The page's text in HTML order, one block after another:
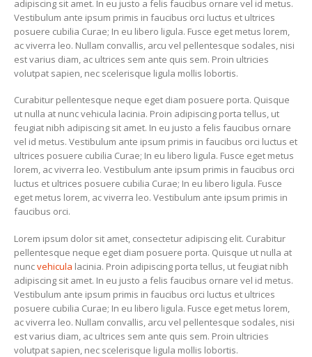
adipiscing sit amet. In eu justo a felis faucibus ornare vel id metus.
Vestibulum ante ipsum primis in faucibus orci luctus et ultrices
posuere cubilia Curae; In eu libero ligula. Fusce eget metus lorem,
ac viverra leo. Nullam convallis, arcu vel pellentesque sodales, nisi
est varius diam, ac ultrices sem ante quis sem. Proin ultricies
volutpat sapien, nec scelerisque ligula mollis lobortis.
Curabitur pellentesque neque eget diam posuere porta. Quisque
ut nulla at nunc vehicula lacinia. Proin adipiscing porta tellus, ut
feugiat nibh adipiscing sit amet. In eu justo a felis faucibus ornare
vel id metus. Vestibulum ante ipsum primis in faucibus orci luctus et
ultrices posuere cubilia Curae; In eu libero ligula. Fusce eget metus
lorem, ac viverra leo. Vestibulum ante ipsum primis in faucibus orci
luctus et ultrices posuere cubilia Curae; In eu libero ligula. Fusce
eget metus lorem, ac viverra leo. Vestibulum ante ipsum primis in
faucibus orci.
Lorem ipsum dolor sit amet, consectetur adipiscing elit. Curabitur
pellentesque neque eget diam posuere porta. Quisque ut nulla at
nuncvehicula lacinia. Proin adipiscing porta tellus, ut feugiat nibh
adipiscing sit amet. In eu justo a felis faucibus ornare vel id metus.
Vestibulum ante ipsum primis in faucibus orci luctus et ultrices
posuere cubilia Curae; In eu libero ligula. Fusce eget metus lorem,
ac viverra leo. Nullam convallis, arcu vel pellentesque sodales, nisi
est varius diam, ac ultrices sem ante quis sem. Proin ultricies
volutpat sapien, nec scelerisque ligula mollis lobortis.